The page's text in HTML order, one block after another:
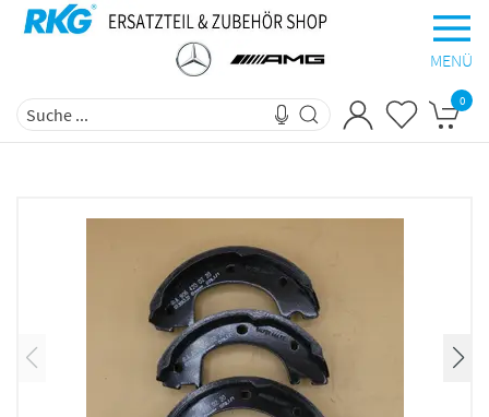
MENÜ
0